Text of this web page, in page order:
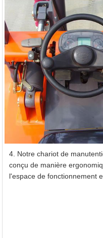
4. Notre chariot de
conçu de manière
l'espace de fonctionnement